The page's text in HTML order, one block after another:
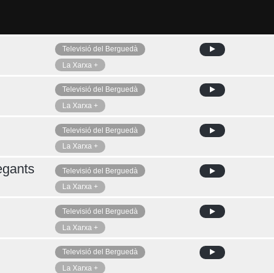
Demà
Televisió del Berguedà
La Xarxa +
Televisió del Berguedà
La Xarxa +
Televisió del Berguedà
La Xarxa +
Televisió del Berguedà
La Xarxa +
Televisió del Berguedà
La Xarxa +
Televisió del Berguedà
La Xarxa +